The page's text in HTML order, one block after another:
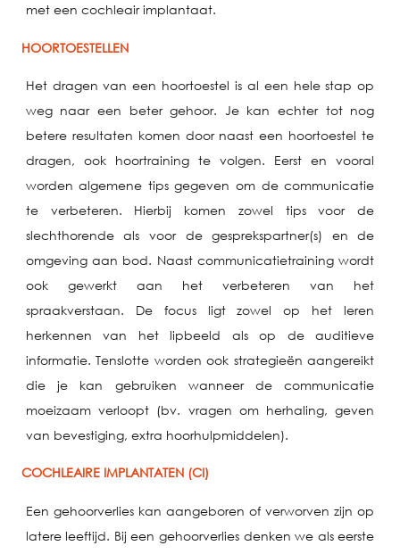
met een cochleair implantaat.
HOORTOESTELLEN
Het dragen van een hoortoestel is al een hele stap op
weg naar een beter gehoor. Je kan echter tot nog
betere resultaten komen door naast een hoortoestel te
dragen, ook hoortraining te volgen. Eerst en vooral
worden algemene tips gegeven om de communicatie
te verbeteren. Hierbij komen zowel tips voor de
slechthorende als voor de gesprekspartner(s) en de
omgeving aan bod. Naast communicatietraining wordt
ook gewerkt aan het verbeteren van het
spraakverstaan. De focus ligt zowel op het leren
herkennen van het lipbeeld als op de auditieve
informatie. Tenslotte worden ook strategieën aangereikt
die je kan gebruiken wanneer de communicatie
moeizaam verloopt (bv. vragen om herhaling, geven
van bevestiging, extra hoorhulpmiddelen).
COCHLEAIRE IMPLANTATEN (CI)
Een gehoorverlies kan aangeboren of verworven zijn op
latere leeftijd. Bij een gehoorverlies denken we als eerste